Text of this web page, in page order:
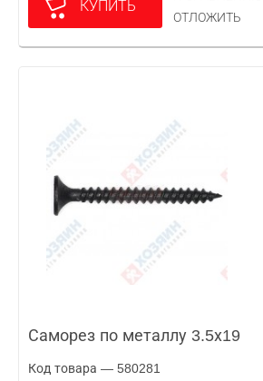
КУПИТЬ
ОТЛОЖИТЬ
Саморез по металлу 3.5х19
Код товара — 580281